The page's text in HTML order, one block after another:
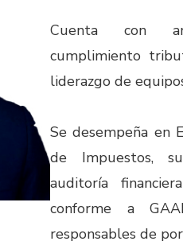
Cuenta con
cumplimiento
liderazgo de
Se desempeña en
de Impuestos,
auditoría
conforme a
responsables de